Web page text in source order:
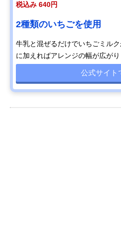
税込み 640円
2種類のいちごを使用
牛乳と混ぜるだけでいちごミル
に加えればアレンジの幅が広がり
公式サイト